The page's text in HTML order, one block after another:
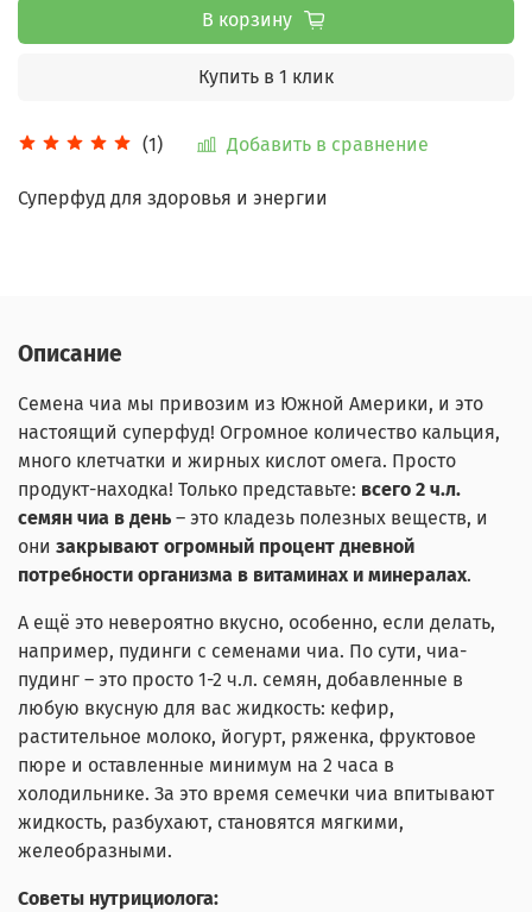
(1) Добавить в сравнение
В корзину
Купить в 1 клик
Суперфуд для здоровья и энергии
Описание
Семена чиа мы привозим из Южной Америки, и это
настоящий суперфуд! Огромное количество кальция,
много клетчатки и жирных кислот омега. Просто
продукт-находка! Только представьте: всего 2 ч.л.
семян чиа в день – это кладезь полезных веществ, и
они закрывают огромный процент дневной
потребности организма в витаминах и минералах.
А ещё это невероятно вкусно, особенно, если делать,
например, пудинги с семенами чиа. По сути, чиа-
пудинг – это просто 1-2 ч.л. семян, добавленные в
любую вкусную для вас жидкость: кефир,
растительное молоко, йогурт, ряженка, фруктовое
пюре и оставленные минимум на 2 часа в
холодильнике. За это время семечки чиа впитывают
жидкость, разбухают, становятся мягкими,
желеобразными.
Советы нутрициолога: